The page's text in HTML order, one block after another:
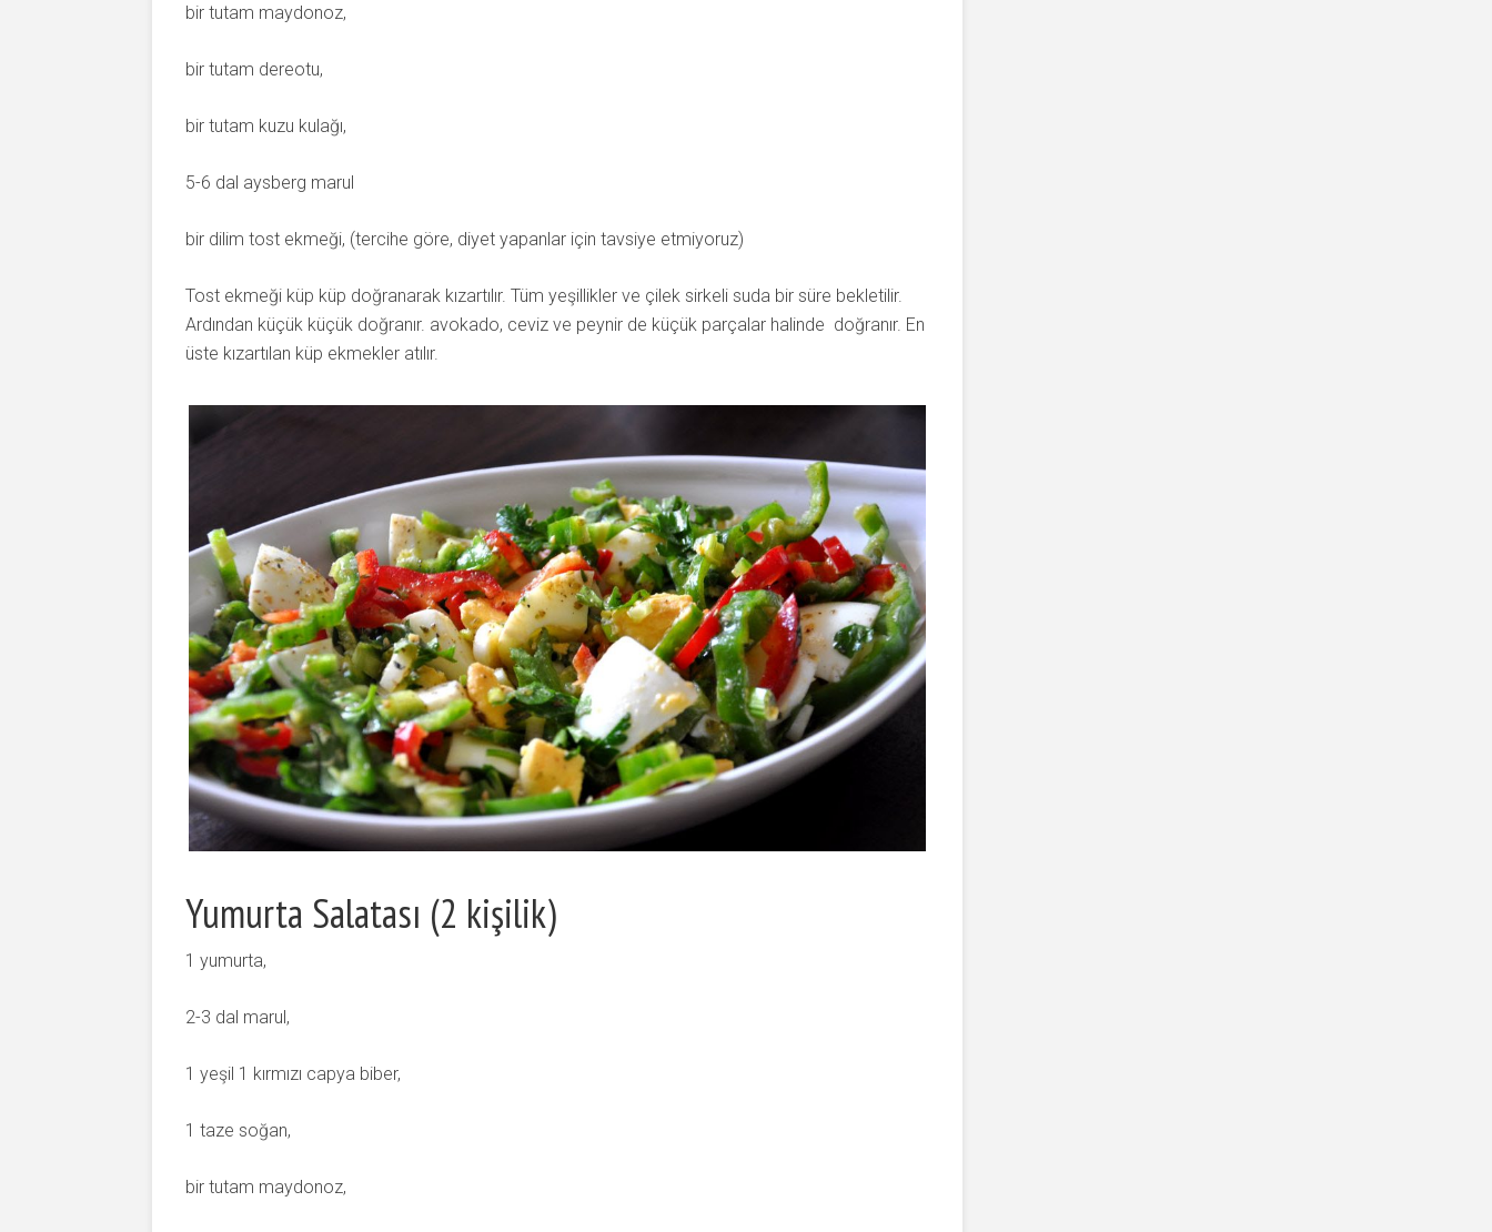
bir tutam maydonoz,
bir tutam dereotu,
bir tutam kuzu kulağı,
5-6 dal aysberg marul
bir dilim tost ekmeği, (tercihe göre, diyet yapanlar için tavsiye etmiyoruz)
Tost ekmeği küp küp doğranarak kızartılır. Tüm yeşillikler ve çilek sirkeli suda bir süre bekletilir.
Ardından küçük küçük doğranır. avokado, ceviz ve peynir de küçük parçalar halinde doğranır. En
üste kızartılan küp ekmekler atılır.
Yumurta Salatası (2 kişilik)
1 yumurta,
2-3 dal marul,
1 yeşil 1 kırmızı capya biber,
1 taze soğan,
bir tutam maydonoz,